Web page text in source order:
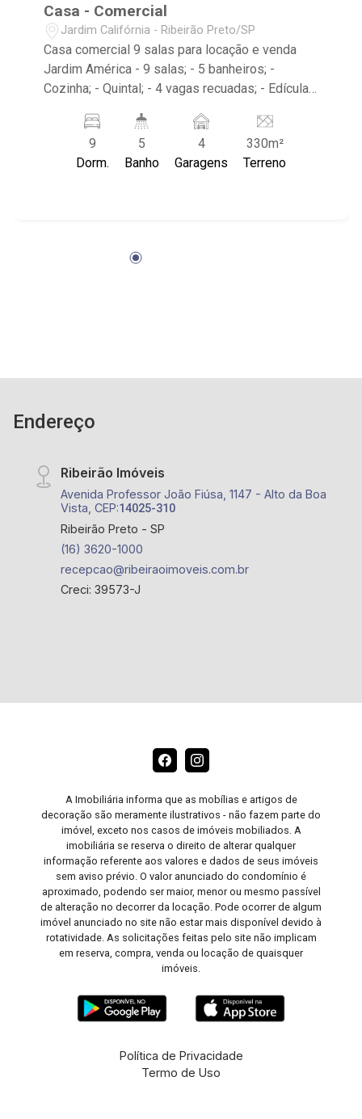
Casa - Comercial
Jardim Califórnia - Ribeirão Preto/SP
Casa comercial 9 salas para locação e venda
Jardim América - 9 salas; - 5 banheiros; -
Cozinha; - Quintal; - 4 vagas recuadas; - Edícula
Imóvel localizado na Av. Presidente Vargas.
9
Dorm.
5
Banho
4
Garagens
330m²
Terreno
Endereço
Ribeirão Imóveis
Avenida Professor João Fiúsa, 1147 - Alto da Boa
Vista, CEP:14025-310
Ribeirão Preto - SP
(16) 3620-1000
recepcao@ribeiraoimoveis.com.br
Creci: 39573-J
A Imobiliária informa que as mobílias e artigos de
decoração são meramente ilustrativos - não fazem parte do
imóvel, exceto nos casos de imóveis mobiliados. A
imobiliária se reserva o direito de alterar qualquer
informação referente aos valores e dados de seus imóveis
sem aviso prévio. O valor anunciado do condomínio é
aproximado, podendo ser maior, menor ou mesmo passível
de alteração no decorrer da locação. Pode ocorrer de algum
imóvel anunciado no site não estar mais disponível devido à
rotatividade. As solicitações feitas pelo site não implicam
em reserva, compra, venda ou locação de quaisquer
imóveis.
Política de Privacidade
Termo de Uso